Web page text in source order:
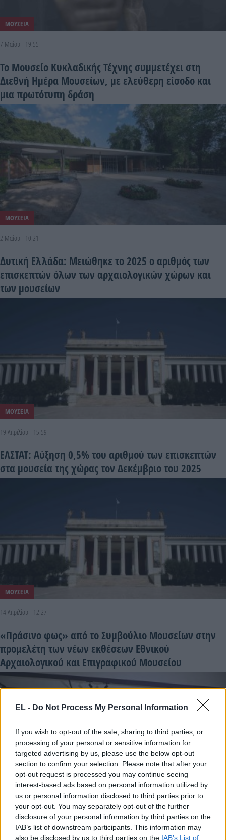
EL - Do Not Process My Personal Information
If you wish to opt-out of the sale, sharing to third parties, or
processing of your personal or sensitive information for
targeted advertising by us, please use the below opt-out
section to confirm your selection. Please note that after your
opt-out request is processed you may continue seeing
interest-based ads based on personal information utilized by
us or personal information disclosed to third parties prior to
your opt-out. You may separately opt-out of the further
disclosure of your personal information by third parties on the
IAB’s list of downstream participants. This information may
also be disclosed by us to third parties on the IAB’s List of
ΜΟΥΣΕΙΑ
7 Μαΐου - 19:55
Το Μουσείο Κυκλαδικής Τέχνης συμμετέχει στη
Διεθνή Ημέρα Μουσείων, με ελεύθερη είσοδο και
μια πρωτότυπη δράση
ΜΟΥΣΕΙΑ
2 Μαΐου - 10:21
Δυτική Ελλάδα: Μειώθηκε το 2025 ο αριθμός των
επισκεπτών όλων των αρχαιολογικών χώρων και
των μουσείων
ΜΟΥΣΕΙΑ
19 Απριλίου - 15:59
ΕΛΣΤΑΤ: Αύξηση 0,5% του αριθμού των επισκεπτών
στα μουσεία της χώρας τον Δεκέμβριο του 2025
ΜΟΥΣΕΙΑ
14 Απριλίου - 12:27
«Πράσινο φως» από το Συμβούλιο Μουσείων στην
προμελέτη των νέων εκθέσεων Εθνικού
Αρχαιολογικού και Επιγραφικού Μουσείου
ΙΤΑΛΙΑ
3 Απριλίου - 11:55
Xάκερς έκλεψαν τους κωδικούς ασφαλείας των